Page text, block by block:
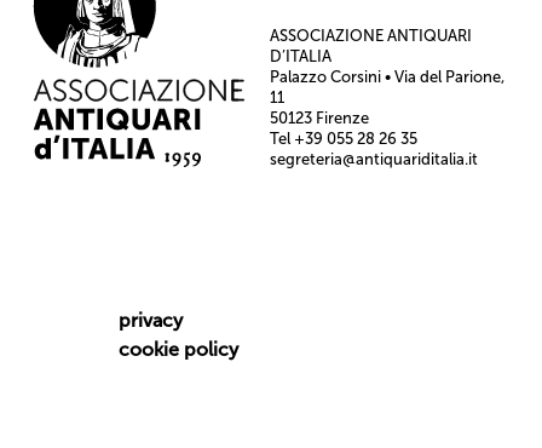
ASSOCIAZIONE ANTIQUARI
D’ITALIA
Palazzo Corsini • Via del Parione,
11
50123 Firenze
Tel +39 055 28 26 35
segreteria@antiquariditalia.it
privacy
cookie policy